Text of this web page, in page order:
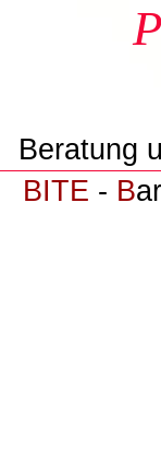
Beratung
BITE - B